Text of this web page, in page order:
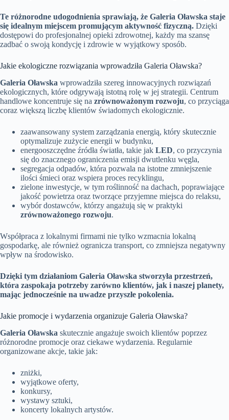
Te różnorodne udogodnienia sprawiają, że Galeria Oławska staje
się idealnym miejscem promującym aktywność fizyczną. Dzięki
dostępowi do profesjonalnej opieki zdrowotnej, każdy ma szansę
zadbać o swoją kondycję i zdrowie w wyjątkowy sposób.
Jakie ekologiczne rozwiązania wprowadziła Galeria Oławska?
Galeria Oławska wprowadziła szereg innowacyjnych rozwiązań
ekologicznych, które odgrywają istotną rolę w jej strategii. Centrum
handlowe koncentruje się na zrównoważonym rozwoju, co przyciąga
coraz większą liczbę klientów świadomych ekologicznie.
zaawansowany system zarządzania energią, który skutecznie
optymalizuje zużycie energii w budynku,
energooszczędne źródła światła, takie jak LED, co przyczynia
się do znacznego ograniczenia emisji dwutlenku węgla,
segregacja odpadów, która pozwala na istotne zmniejszenie
ilości śmieci oraz wspiera proces recyklingu,
zielone inwestycje, w tym roślinność na dachach, poprawiające
jakość powietrza oraz tworzące przyjemne miejsca do relaksu,
wybór dostawców, którzy angażują się w praktyki
zrównoważonego rozwoju.
Współpraca z lokalnymi firmami nie tylko wzmacnia lokalną
gospodarkę, ale również ogranicza transport, co zmniejsza negatywny
wpływ na środowisko.
Dzięki tym działaniom Galeria Oławska stworzyła przestrzeń,
która zaspokaja potrzeby zarówno klientów, jak i naszej planety,
mając jednocześnie na uwadze przyszłe pokolenia.
Jakie promocje i wydarzenia organizuje Galeria Oławska?
Galeria Oławska skutecznie angażuje swoich klientów poprzez
różnorodne promocje oraz ciekawe wydarzenia. Regularnie
organizowane akcje, takie jak:
zniżki,
wyjątkowe oferty,
konkursy,
wystawy sztuki,
koncerty lokalnych artystów.